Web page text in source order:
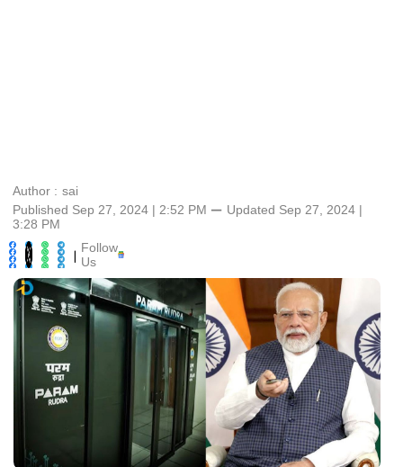
Author : sai
Published Sep 27, 2024 | 2:52 PM ⚊ Updated Sep 27, 2024 |
3:28 PM
| Follow
Us